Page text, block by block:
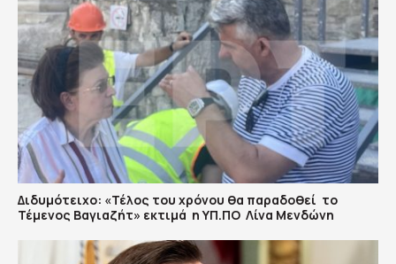
Διδυμότειχο: «Τέλος του χρόνου θα παραδοθεί το
Τέμενος Βαγιαζήτ» εκτιμά η ΥΠ.ΠΟ Λίνα Μενδώνη